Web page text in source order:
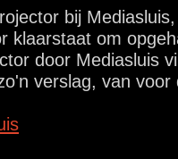
bij
klaarstaat om
door Mediasluis
verslag, van